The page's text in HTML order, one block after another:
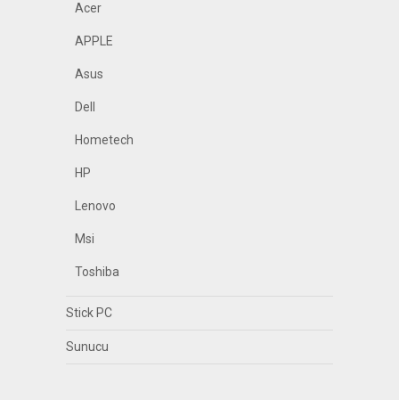
Acer
APPLE
Asus
Dell
Hometech
HP
Lenovo
Msi
Toshiba
Stick PC
Sunucu